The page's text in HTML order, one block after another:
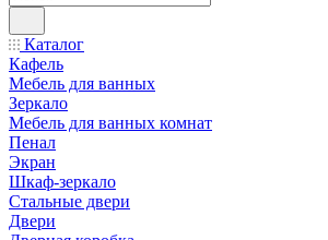
Каталог
Кафель
Мебель для ванных
Зеркало
Мебель для ванных комнат
Пенал
Экран
Шкаф-зеркало
Стальные двери
Двери